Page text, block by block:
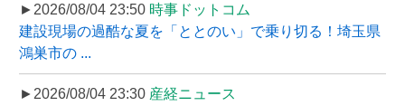
►2026/08/04 23:50 時事ドットコム
建設現場の過酷な夏を「ととのい」で乗り切る！埼玉県
鴻巣市の ...
►2026/08/04 23:30 産経ニュース